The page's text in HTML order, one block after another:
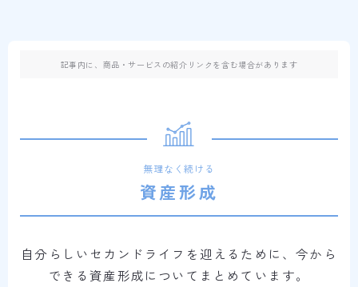
記事内に、商品・サービスの紹介リンクを含む場合があります
無理なく続ける
資産形成
自分らしいセカンドライフを迎えるために、今から
できる資産形成についてまとめています。